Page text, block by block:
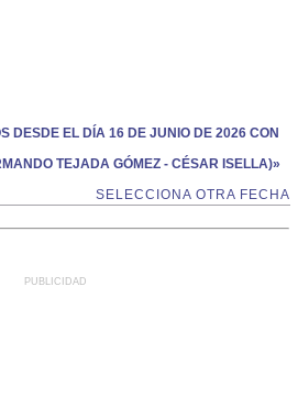
DESDE EL DÍA 16 DE JUNIO DE 2026 CON
TEJADA GÓMEZ - CÉSAR ISELLA)»
SELECCIONA OTRA FECHA
PUBLICIDAD